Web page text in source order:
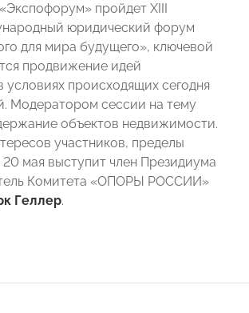
пройдет XIII
юридический форум
для мира будущего», ключевой
продвижение идей
условиях происходящих сегодня
Модератором сессии на тему
объектов недвижимости.
участников, пределы
мая выступит член Президиума
Комитета «ОПОРЫ РОССИИ»
Геллер.